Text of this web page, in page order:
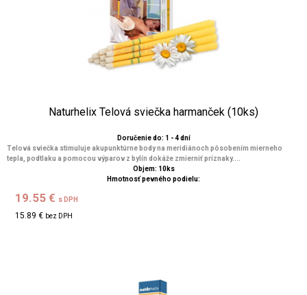
Naturhelix Telová sviečka harmanček (10ks)
Doručenie do: 1 - 4 dní
Telová sviečka stimuluje akupunktúrne body na meridiánoch pôsobením mierneho
tepla, podtlaku a pomocou výparov z bylín dokáže zmierniť príznaky....
Objem: 10ks
Hmotnosť pevného podielu:
19.55 € s DPH
15.89 € bez DPH